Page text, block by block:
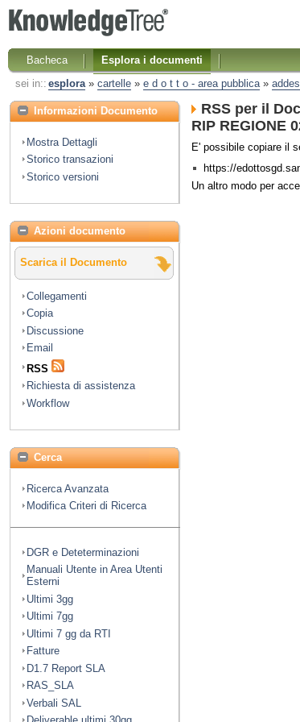
Bacheca Esplora i documenti
sei in:: esplora» cartelle» e d o t t o - area pubblica»
Informazioni Documento
Mostra Dettagli
Storico transazioni
Storico versioni
Azioni documento
Scarica il Documento
Collegamenti
Copia
Discussione
Email
RSS
Richiesta di assistenza
Workflow
Cerca
Ricerca Avanzata
Modifica Criteri di Ricerca
DGR e Deteterminazioni
Manuali Utente in Area Utenti
Esterni
Ultimi 3gg
Ultimi 7gg
Ultimi 7 gg da RTI
Fatture
D1.7 Report SLA
RAS_SLA
Verbali SAL
RSS per il
RIP REGIONE
E' possibile copiare il
https://
Un altro modo per